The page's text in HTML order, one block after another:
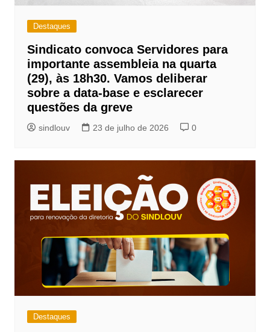
Destaques
Sindicato convoca Servidores para
importante assembleia na quarta
(29), às 18h30. Vamos deliberar
sobre a data-base e esclarecer
questões da greve
sindlouv 23 de julho de 2026 0
Destaques